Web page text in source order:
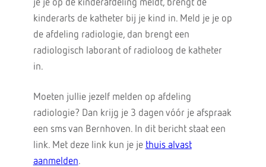
je je op de kinderafdeling meldt, brengt de
kinderarts de katheter bij je kind in. Meld je je op
de afdeling radiologie, dan brengt een
radiologisch laborant of radioloog de katheter
in.
Moeten jullie jezelf melden op afdeling
radiologie? Dan krijg je 3 dagen vóór je afspraak
een sms van Bernhoven. In dit bericht staat een
link. Met deze link kun je je thuis alvast
aanmelden.